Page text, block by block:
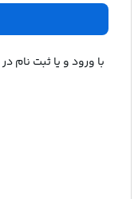
با ورود و یا ثبت نام در